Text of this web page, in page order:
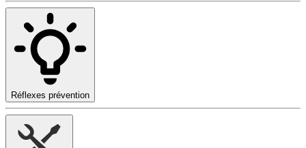
Réflexes prévention